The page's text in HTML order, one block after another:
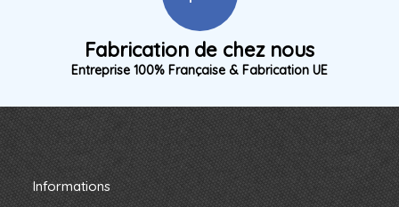
Fabrication de chez nous
Entreprise 100% Française & Fabrication UE
Informations